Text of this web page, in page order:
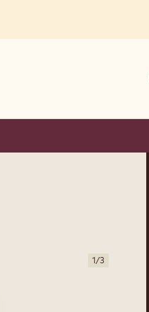
1/3